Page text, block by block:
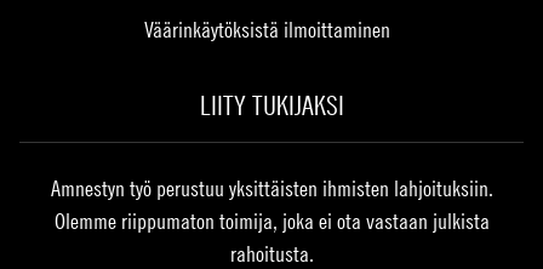
Väärinkäytöksistä ilmoittaminen
LIITY TUKIJAKSI
Amnestyn työ perustuu yksittäisten ihmisten lahjoituksiin.
Olemme riippumaton toimija, joka ei ota vastaan julkista
rahoitusta.